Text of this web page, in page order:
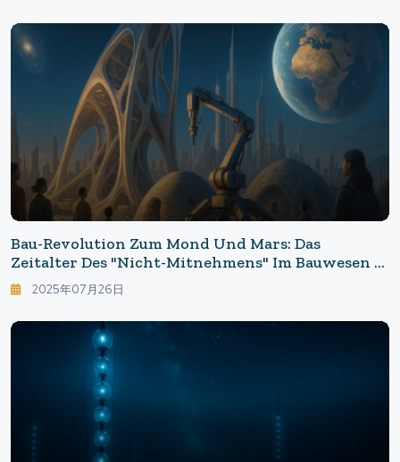
Bau-Revolution Zum Mond Und Mars: Das
Zeitalter Des "Nicht-Mitnehmens" Im Bauwesen -
Wie 3D-Druck Auf Dem Mond Das Leben In Den
2030er Jahren Verändert
2025年07月26日